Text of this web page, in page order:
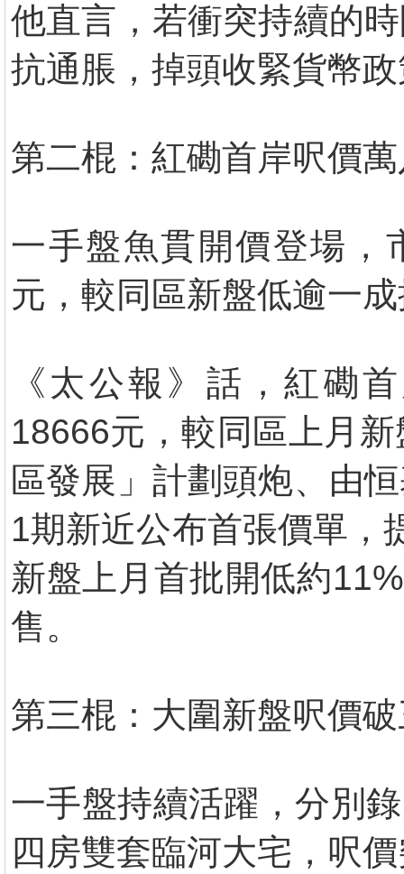
他直言，若衝突持續的
抗通脹，掉頭收緊貨幣
第二棍：紅磡首岸呎價
一手盤魚貫開價登場，
元，較同區新盤低逾一
《太公報》話，紅磡
18666元，較同區上月
區發展」計劃頭炮、由
1期新近公布首張價單，
新盤上月首批開低約
售。
第三棍：大圍新盤呎價
一手盤持續活躍，分別
四房雙套臨河大宅，呎